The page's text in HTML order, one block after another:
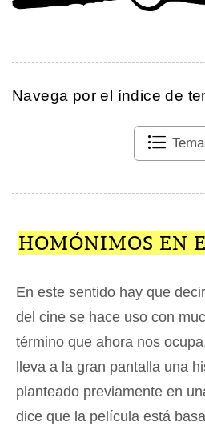
Navega por el índice de
HOMÓNIMOS EN
En este sentido hay que
del cine se hace uso con
término que ahora nos
lleva a la gran pantalla una
planteado previamente en
dice que la película está